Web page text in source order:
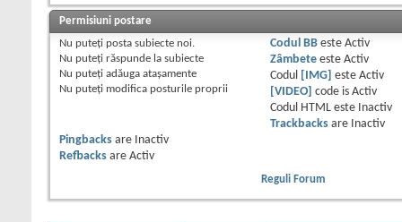
Permisiuni postare
Nu puteţi posta subiecte noi.
Nu puteţi răspunde la subiecte
Nu puteţi adăuga ataşamente
Nu puteţi modifica posturile proprii
Codul BBeste Activ
Zâmbeteeste Activ
Codul
[IMG] este Activ
[VIDEO] code is Activ
Codul HTML este
Inactiv
Trackbacksare
Inactiv
Pingbacks are
Inactiv
Refbacks are Activ
Reguli Forum